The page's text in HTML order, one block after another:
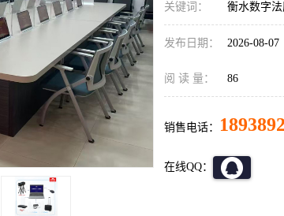
关键词： 衡水数字
发布日期： 2026-08-07
阅 读 量： 86
销售电话：
在线QQ：